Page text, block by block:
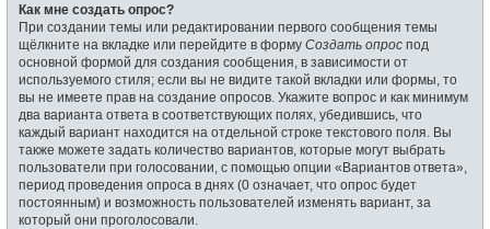
Как мне создать опрос?
При создании темы или редактировании первого сообщения темы
щёлкните на вкладке или перейдите в форму Создать опрос под
основной формой для создания сообщения, в зависимости от
используемого стиля; если вы не видите такой вкладки или формы, то
вы не имеете прав на создание опросов. Укажите вопрос и как минимум
два варианта ответа в соответствующих полях, убедившись, что
каждый вариант находится на отдельной строке текстового поля. Вы
также можете задать количество вариантов, которые могут выбрать
пользователи при голосовании, с помощью опции «Вариантов ответа»,
период проведения опроса в днях (0 означает, что опрос будет
постоянным) и возможность пользователей изменять вариант, за
который они проголосовали.